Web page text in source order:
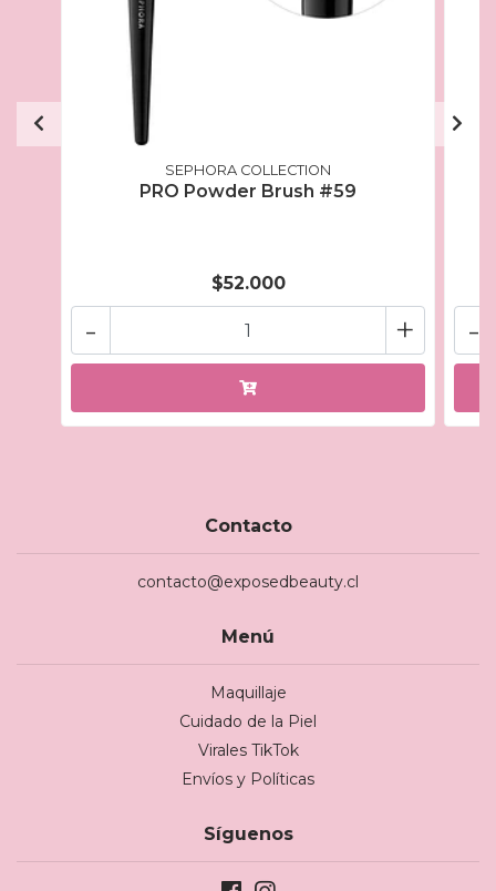
SEPHORA COLLECTION
PRO Powder Brush #59
$52.000
+
- -
Contacto
contacto@exposedbeauty.cl
Menú
Maquillaje
Cuidado de la Piel
Virales TikTok
Envíos y Políticas
Síguenos